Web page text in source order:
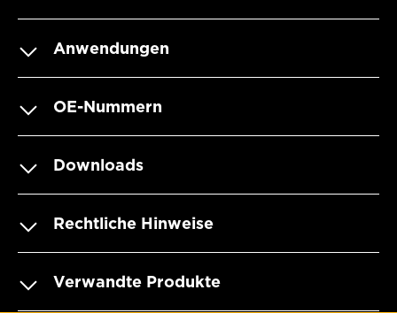
Anwendungen
OE-Nummern
Downloads
Rechtliche Hinweise
Verwandte Produkte